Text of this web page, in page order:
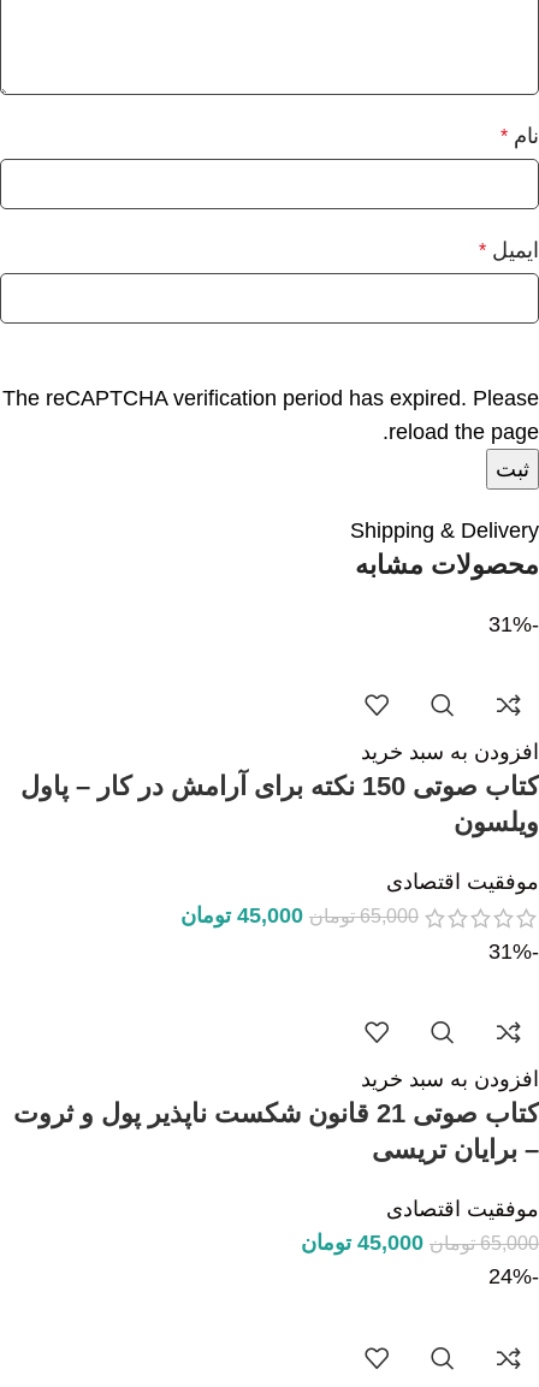
نام *
ایمیل *
The reCAPTCHA verification period has expired. Please
reload the page.
Shipping & Delivery
محصولات مشابه
-31%
افزودن به سبد خرید
کتاب صوتی 150 نکته برای آرامش در کار – پاول
ویلسون
موفقیت اقتصادی
65,000 تومان 45,000 تومان
-31%
افزودن به سبد خرید
کتاب صوتی 21 قانون شکست ناپذیر پول و ثروت
– برایان تریسی
موفقیت اقتصادی
65,000 تومان 45,000 تومان
-24%